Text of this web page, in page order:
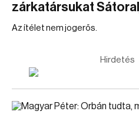
zárkatársukat
Az ítélet nem jogerős.
Hirdetés